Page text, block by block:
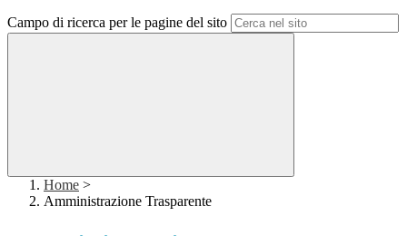
Campo di ricerca per le pagine del sito
Home >
Amministrazione Trasparente